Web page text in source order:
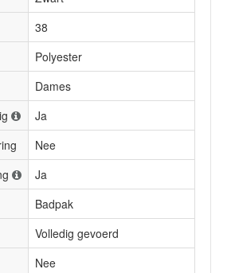
38
Polyester
Dames
Ja
Nee
Ja
Badpak
Volledig gevoerd
Nee